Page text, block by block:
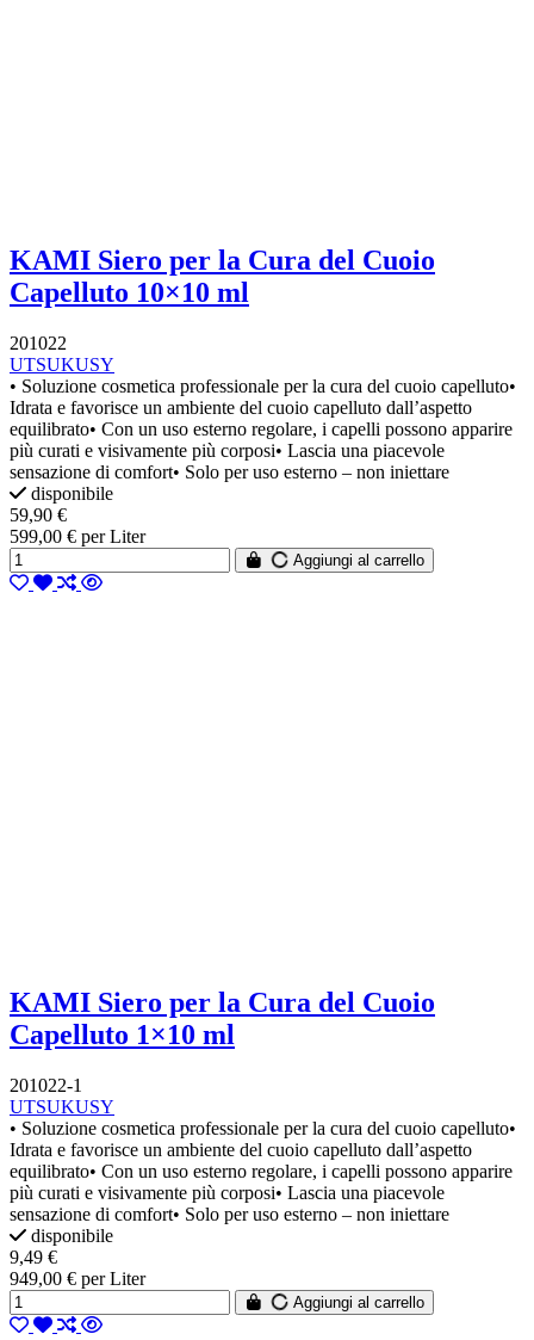
KAMI Siero per la Cura del Cuoio
Capelluto 10×10 ml
201022
UTSUKUSY
• Soluzione cosmetica professionale per la cura del cuoio capelluto•
Idrata e favorisce un ambiente del cuoio capelluto dall’aspetto
equilibrato• Con un uso esterno regolare, i capelli possono apparire
più curati e visivamente più corposi• Lascia una piacevole
sensazione di comfort• Solo per uso esterno – non iniettare
disponibile
59,90 €
599,00 € per Liter
Aggiungi al carrello
KAMI Siero per la Cura del Cuoio
Capelluto 1×10 ml
201022-1
UTSUKUSY
• Soluzione cosmetica professionale per la cura del cuoio capelluto•
Idrata e favorisce un ambiente del cuoio capelluto dall’aspetto
equilibrato• Con un uso esterno regolare, i capelli possono apparire
più curati e visivamente più corposi• Lascia una piacevole
sensazione di comfort• Solo per uso esterno – non iniettare
disponibile
9,49 €
949,00 € per Liter
Aggiungi al carrello